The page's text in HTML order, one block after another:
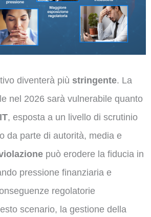
diventerà più stringente. La
nel 2026 sarà vulnerabile quanto
IT, esposta a un livello di scrutinio
da parte di autorità, media e
può erodere la fiducia in
pressione finanziaria e
regolatorie
scenario, la gestione della